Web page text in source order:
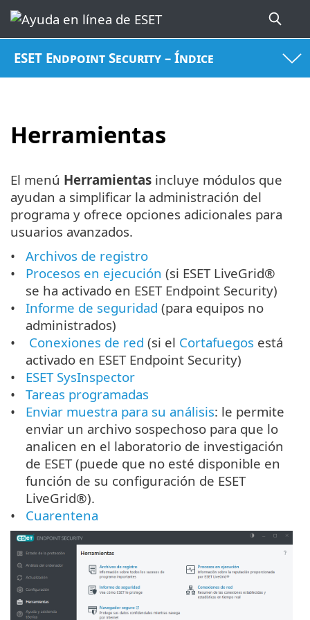
ESET Endpoint Security – Índice
Herramientas
El menú Herramientas incluye módulos que
ayudan a simplificar la administración del
programa y ofrece opciones adicionales para
usuarios avanzados.
Archivos de registro
Procesos en ejecución (si ESET LiveGrid®
se ha activado en ESET Endpoint Security)
Informe de seguridad (para equipos no
administrados)
Conexiones de red (si el Cortafuegos está
activado en ESET Endpoint Security)
ESET SysInspector
Tareas programadas
Enviar muestra para su análisis: le permite
enviar un archivo sospechoso para que lo
analicen en el laboratorio de investigación
de ESET (puede que no esté disponible en
función de su configuración de ESET
LiveGrid®).
Cuarentena